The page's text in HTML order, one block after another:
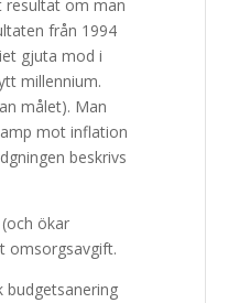
resultat om man
från 1994
gjuta mod i
millennium.
målet). Man
mot inflation
beskrivs
ökar
omsorgsavgift.
budgetsanering